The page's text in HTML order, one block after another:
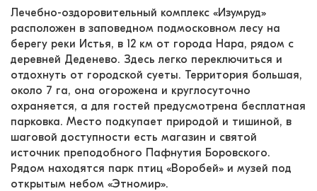
Лечебно-оздоровительный комплекс «Изумруд»
расположен в заповедном подмосковном лесу на
берегу реки Истья, в 12 км от города Нара, рядом с
деревней Деденево. Здесь легко переключиться и
отдохнуть от городской суеты. Территория большая,
около 7 га, она огорожена и круглосуточно
охраняется, а для гостей предусмотрена бесплатная
парковка. Место подкупает природой и тишиной, в
шаговой доступности есть магазин и святой
источник преподобного Пафнутия Боровского.
Рядом находятся парк птиц «Воробей» и музей под
открытым небом «Этномир».